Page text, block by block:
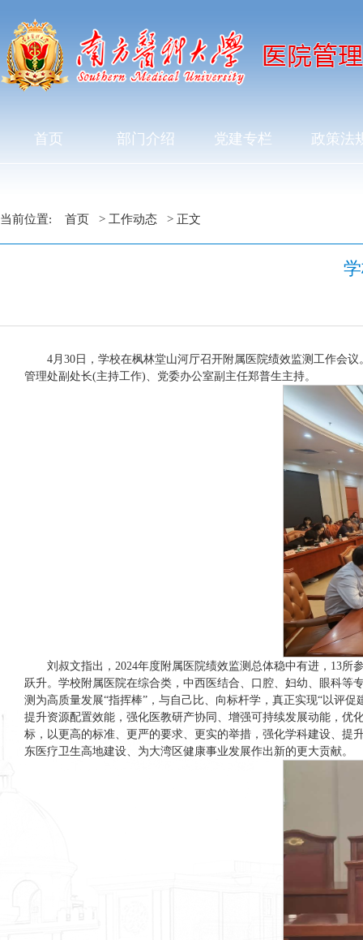
首页 部门介绍 党建专栏 政策法
当前位置: 首页 > 工作动态 > 正文
4月30日，学校在枫林堂山河厅召开附属医院绩效监测工作会
管理处副处长(主持工作)、党委办公室副主任郑普生主持。
刘叔文指出，2024年度附属医院绩效监测总体稳中有进，13
跃升。学校附属医院在综合类，中西医结合、口腔、妇幼、眼科
测为高质量发展“指挥棒”，与自己比、向标杆学，真正实现“以评
提升资源配置效能，强化医教研产协同、增强可持续发展动能，优
标，以更高的标准、更严的要求、更实的举措，强化学科建设、提
东医疗卫生高地建设、为大湾区健康事业发展作出新的更大贡献。